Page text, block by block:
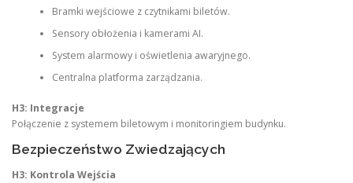
Bramki wejściowe z czytnikami biletów.
Sensory obłożenia i kamerami AI.
System alarmowy i oświetlenia awaryjnego.
Centralna platforma zarządzania.
H3: Integracje
Połączenie z systemem biletowym i monitoringiem budynku.
Bezpieczeństwo Zwiedzających
H3: Kontrola Wejścia